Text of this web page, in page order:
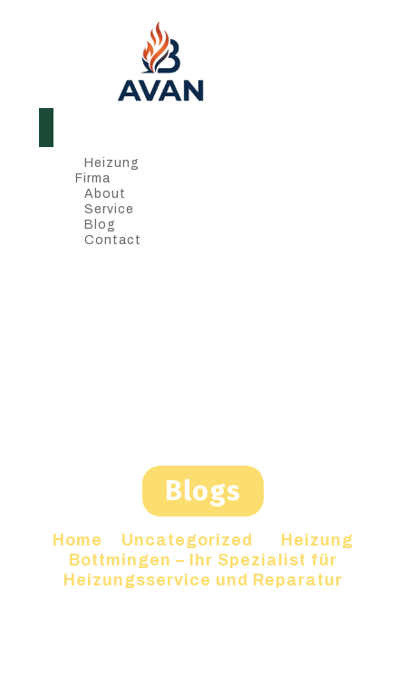
Heizung
Firma
About
Service
Blog
Contact
Blogs
Home Uncategorized
Heizung
Bottmingen – Ihr Spezialist für
Heizungsservice und Reparatur